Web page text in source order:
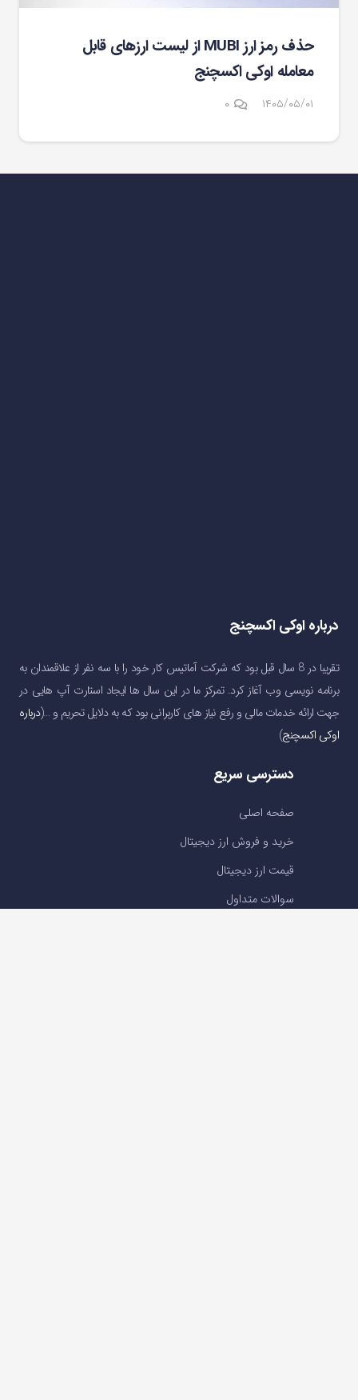
حذف رمز ارز MUBI از لیست ارزهای قابل
معامله اوکی اکسچنج
۱۴۰۵/۰۵/۰۱ ۰
درباره اوکی اکسچنج
تقریبا در 8 سال قبل بود که شرکت آماتیس کار خود را با سه نفر از علاقمندان به
برنامه نویسی وب آغاز کرد. تمرکز ما در این سال ها ایجاد استارت آپ هایی در
جهت ارائه خدمات مالی و رفع نیاز های کاربرانی بود که به دلایل تحریم و …(درباره
اوکی اکسچنج)
دسترسی سریع
صفحه اصلی
خرید و فروش ارز دیجیتال
قیمت ارز دیجیتال
سوالات متداول